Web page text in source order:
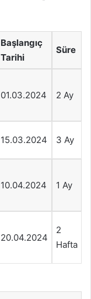
Başlangıç
Tarihi
Süre
01.03.2024 2 Ay
15.03.2024 3 Ay
10.04.2024 1 Ay
20.04.2024
2
Hafta